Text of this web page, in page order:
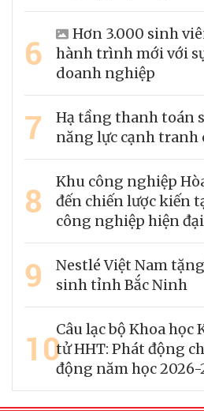
6
Hơn 3.000 sinh
hành trình mới với
doanh nghiệp
7
Hạ tầng thanh toán
năng lực cạnh tranh
8
Khu công nghiệp
đến chiến lược kiến
công nghiệp hiện đại
9
Nestlé Việt Nam
sinh tỉnh Bắc Ninh
10Câu lạc bộ Khoa
tử HHT: Phát động
động năm học 2026-